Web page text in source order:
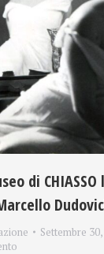
di
Settembre